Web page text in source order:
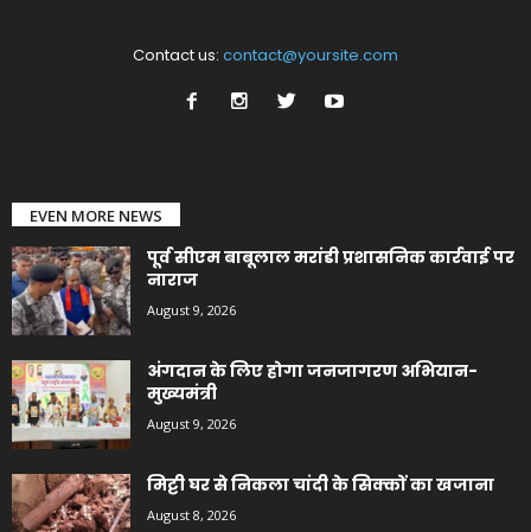
Contact us: contact@yoursite.com
EVEN MORE NEWS
पूर्व सीएम बाबूलाल मरांडी प्रशासनिक कार्रवाई पर
नाराज
August 9, 2026
अंगदान के लिए होगा जनजागरण अभियान-
मुख्यमंत्री
August 9, 2026
मिट्टी घर से निकला चांदी के सिक्कों का खजाना
August 8, 2026